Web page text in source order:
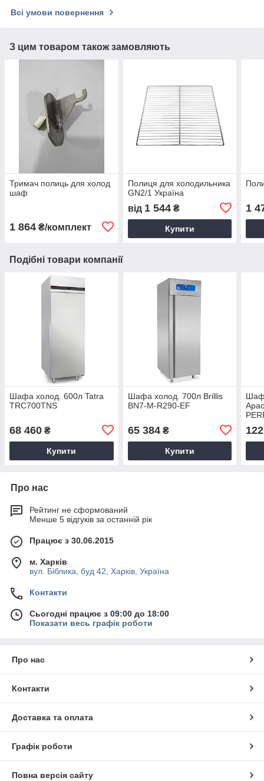
Всі умови повернення
З цим товаром також замовляють
Тримач полиць для холод
шаф
1 864 ₴/комплект
Полиця для холодильника
GN2/1 Україна
від 1 544₴
Купити
1
Подібні товари компанії
Шафа холод. 600л Tatra
TRC700TNS
68 460 ₴
Купити
Шафа холод. 700л Brillis
BN7-M-R290-EF
65 384₴
Купити
Про нас
Рейтинг не сформований
Менше 5 відгуків за останній рік
Працює з 30.06.2015
м. Харків
вул. Біблика, буд 42, Харків, Україна
Контакти
Сьогодні працює з 09:00 до 18:00
Показати весь графік роботи
Про нас
Контакти
Доставка та оплата
Графік роботи
Повна версія сайту